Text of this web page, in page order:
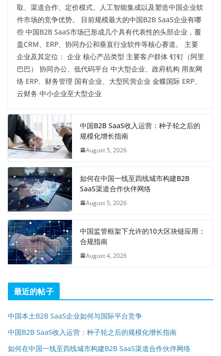
取、渠道合作、定价模式、人工智能集成以及塑造中国企业软
件市场的竞争优势。 目前规模最大的中国B2B SaaS企业有哪
些 中国B2B SaaS市场已形成几个具有代表性的头部企业，覆
盖CRM、ERP、协同办公和垂直行业软件等核心赛道。 主要
企业及其定位： 企业 核心产品类型 主要客户群体 钉钉（阿里
巴巴） 协同办公、低代码平台 中大型企业、政府机构 用友网
络 ERP、财务管理 国有企业、大型民营企业 金蝶国际 ERP、
云财务 中小企业至大型企业
中国B2B SaaS收入运营：种子轮之后的
规模化增长指南
August 5, 2026
如何在中国一线至四线城市构建B2B
SaaS渠道合作伙伴网络
August 5, 2026
中国监管框架下允许的10大区块链应用：
合规指南
August 4, 2026
最近的帖子
中国本土B2B SaaS企业如何与国际平台竞争
中国B2B SaaS收入运营：种子轮之后的规模化增长指南
如何在中国一线至四线城市构建B2B SaaS渠道合作伙伴网络